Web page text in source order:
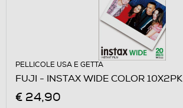
PELLICOLE USA E GETTA
FUJI - INSTAX WIDE COLOR 10X2PK
€ 24,90